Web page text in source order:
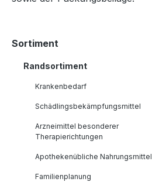
Sortiment
Randsortiment
Krankenbedarf
Schädlingsbekämpfungsmittel
Arzneimittel besonderer
Therapierichtungen
Apothekenübliche Nahrungsmittel
Familienplanung